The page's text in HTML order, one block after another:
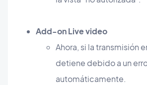
Add-on Live video
Ahora, si la transmisión
detiene debido a un
automáticamente.